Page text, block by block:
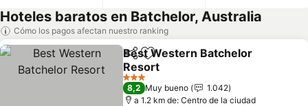
Hoteles baratos en Batchelor, Australia
Cómo los pagos afectan nuestro ranking
CompartirAgregar a favoritos
Best Western Batchelor
Resort
3 Estrellas
8,2 Muy bueno
1.042
a 1.2 km de: Centro de la ciudad